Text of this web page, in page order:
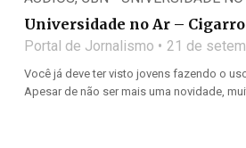
Universidade no Ar –
Portal de Jornalismo 21 de
Você já deve ter visto jovens fazendo o
Apesar de não ser mais uma novidade,